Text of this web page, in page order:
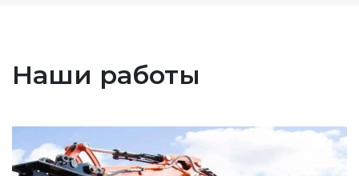
Наши работы